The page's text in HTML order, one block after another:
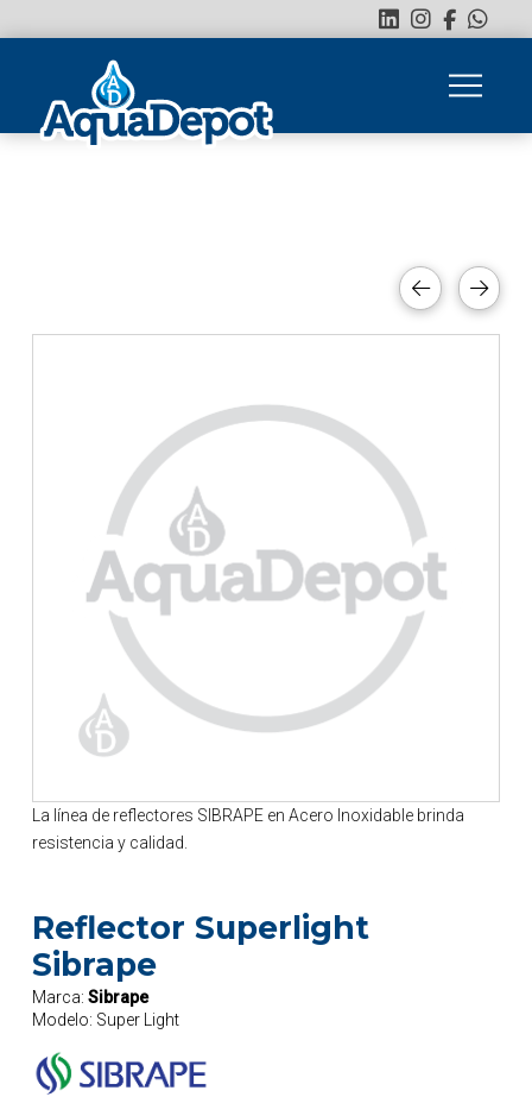
La línea de reflectores SIBRAPE en Acero Inoxidable brinda
resistencia y calidad.
Reflector Superlight
Sibrape
Marca: Sibrape
Modelo: Super Light